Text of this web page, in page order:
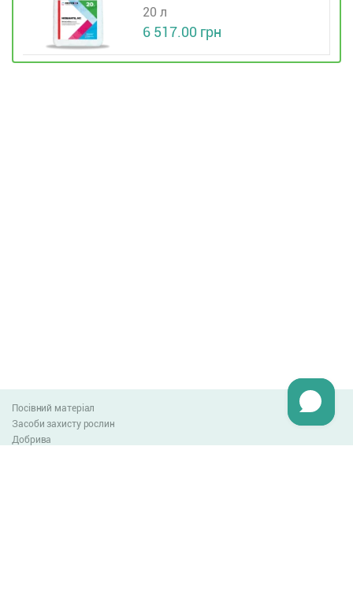
20 л
6 517.00 грн
Посівний матеріал
Засоби захисту рослин
Добрива